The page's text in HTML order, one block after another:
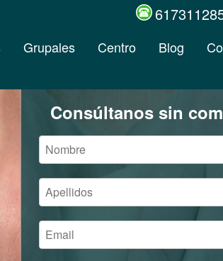
Grupales Centro Blog
Consúltanos sin